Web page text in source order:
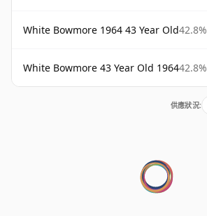
White Bowmore 1964 43 Year Old42.8%
White Bowmore 43 Year Old 196442.8%
供應狀況: